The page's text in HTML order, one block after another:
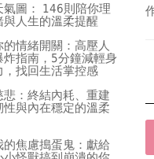
氣圖： 146則陪你理
與人生的溫柔提醒
的情緒開關：高壓人
炸指南，5分鐘減輕身
，找回生活掌控感
悲：終結內耗、重建
性與內在穩定的溫柔
的焦慮搗蛋鬼：獻給